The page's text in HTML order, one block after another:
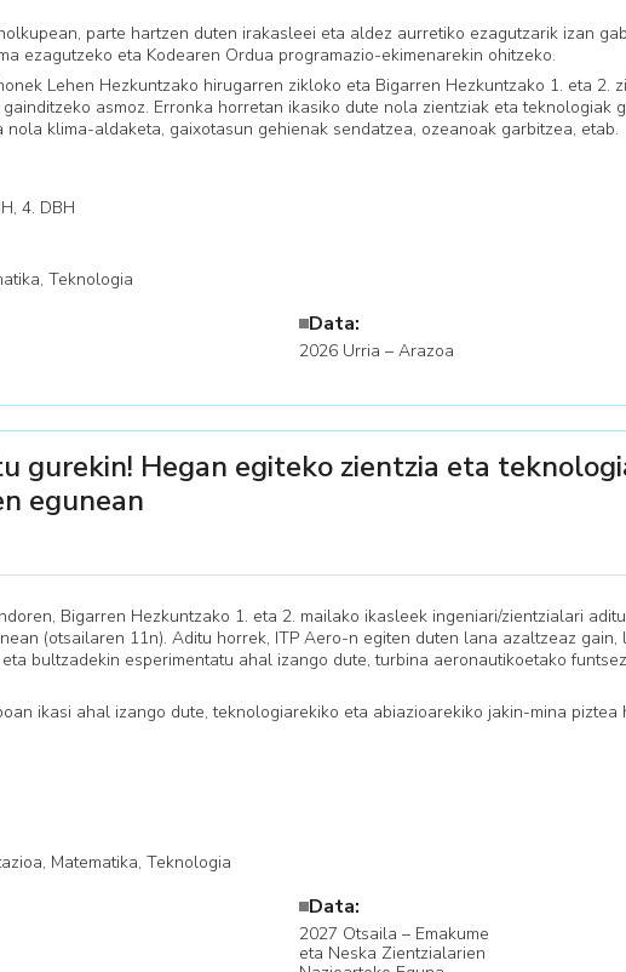
parte hartzen duten irakasleei eta aldez aurretiko ezagutzarik izan
ezagutzeko eta Kodearen Ordua programazio-ekimenarekin ohitzeko.
Lehen Hezkuntzako hirugarren zikloko eta Bigarren Hezkuntzako 1. eta 2.
asmoz. Erronka horretan ikasiko dute nola zientziak eta teknologiak
klima-aldaketa, gaixotasun gehienak sendatzea, ozeanoak garbitzea, etab.
4. DBH
​Teknologia
Data:
2026 Urria – Arazoa
gurekin! Hegan egiteko zientzia eta
egunean
Bigarren Hezkuntzako 1. eta 2. mailako ikasleek ingeniari/zientzialari
(otsailaren 11n). Aditu horrek, ITP Aero-n egiten duten lana azaltzeaz
bultzadekin esperimentatu ahal izango dute, turbina aeronautikoetako
ikasi ahal izango dute, teknologiarekiko eta abiazioarekiko jakin-mina
Matematika, ​Teknologia
Data:
2027 Otsaila – Emakume
eta Neska Zientzialarien